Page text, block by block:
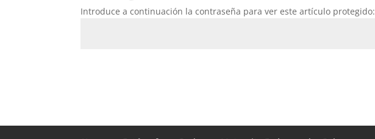
Introduce a continuación la contraseña para ver este artículo protegido: